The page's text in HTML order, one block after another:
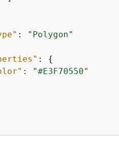
:
"Polygon"
: {
:
"#E3F70550"